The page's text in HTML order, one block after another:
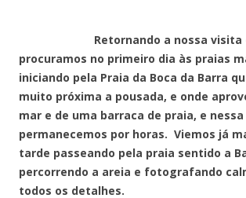
Retornando a nossa visita eu
procuramos no primeiro dia às praias
iniciando pela Praia da Boca da Barra
muito próxima a pousada, e onde
mar e de uma barraca de praia, e
permanecemos por horas. Viemos já
tarde passeando pela praia sentido a
percorrendo a areia e fotografando
todos os detalhes.